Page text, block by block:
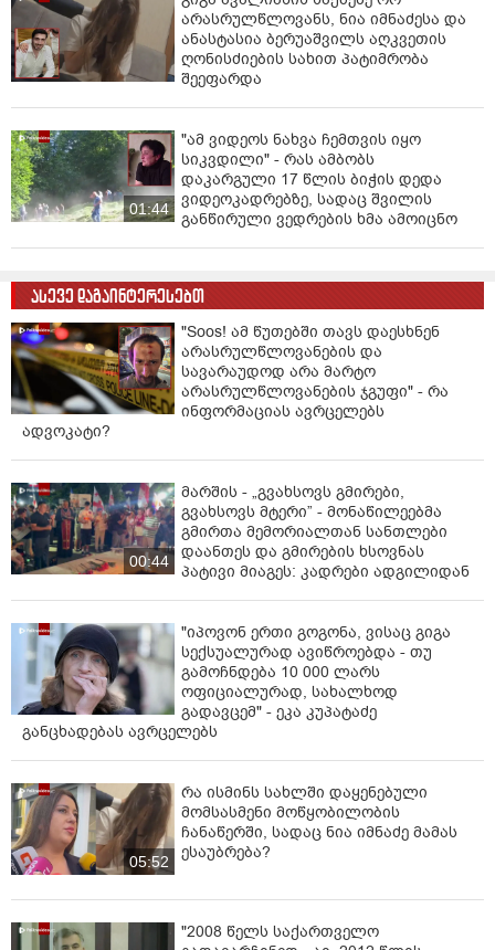
არასრულწლოვანს, ნია იმნაძესა და
ანასტასია ბერუაშვილს აღკვეთის
ღონისძიების სახით პატიმრობა
შეეფარდა
01:44
"ამ ვიდეოს ნახვა ჩემთვის იყო
სიკვდილი" - რას ამბობს
დაკარგული 17 წლის ბიჭის დედა
ვიდეოკადრებზე, სადაც შვილის
განწირული ვედრების ხმა ამოიცნო
ასევე დაგაინტერესებთ
"Soos! ამ წუთებში თავს დაესხნენ
არასრულწლოვანების და
სავარაუდოდ არა მარტო
არასრულწლოვანების ჯგუფი" - რა
ინფორმაციას ავრცელებს
ადვოკატი?
00:44
მარშის - „გვახსოვს გმირები,
გვახსოვს მტერი” - მონაწილეებმა
გმირთა მემორიალთან სანთლები
დაანთეს და გმირების ხსოვნას
პატივი მიაგეს: კადრები ადგილიდან
"იპოვონ ერთი გოგონა, ვისაც გიგა
სექსუალურად ავიწროებდა - თუ
გამოჩნდება 10 000 ლარს
ოფიციალურად, სახალხოდ
გადავცემ" - ეკა კუპატაძე
განცხადებას ავრცელებს
05:52
რა ისმინს სახლში დაყენებული
მომსასმენი მოწყობილობის
ჩანაწერში, სადაც ნია იმნაძე მამას
ესაუბრება?
"2008 წელს საქართველო